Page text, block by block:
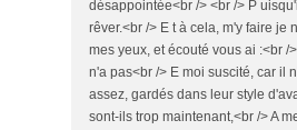
désappointée<br /> <br /> P
rêver.<br /> E t à cela, m'y faire je
mes yeux, et écouté vous ai :<br /
n'a pas<br /> E moi suscité, car il
assez, gardés dans leur style
sont-ils trop maintenant,<br /> A